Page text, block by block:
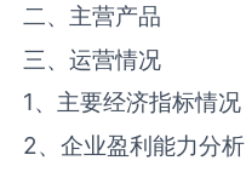
二、主营产品
三、运营情况
1、主要经济指标情况
2、企业盈利能力分析